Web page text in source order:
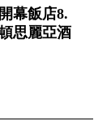
幕飯店8.
思麗亞酒